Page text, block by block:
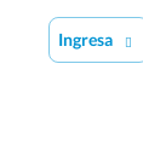
Ingresa